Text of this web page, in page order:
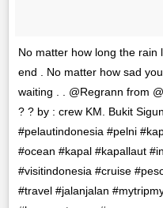
No matter how long the rain
end . No matter how sad
waiting . . @Regrann from
? ? by : crew KM. Bukit
#pelautindonesia #pelni
#ocean #kapal #kapallaut
#visitindonesia #cruise
#travel #jalanjalan